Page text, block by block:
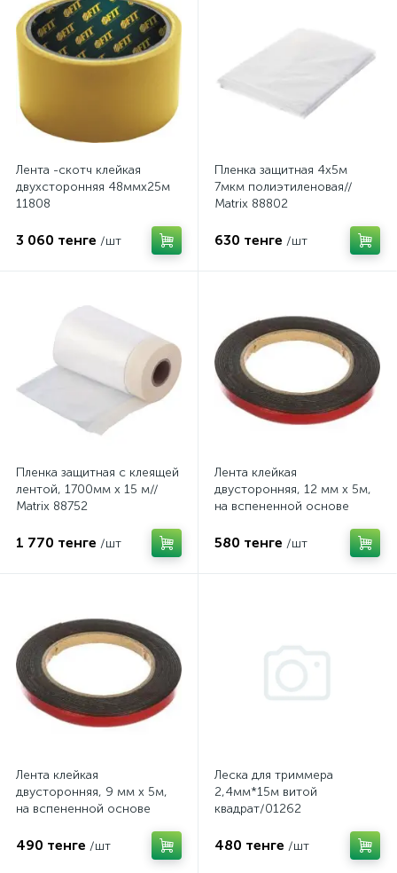
Лента -скотч клейкая
двухсторонняя 48ммх25м
11808
3 060 тенге /шт
Пленка защитная 4х5м
7мкм полиэтиленовая//
Matrix 88802
630 тенге /шт
Пленка защитная с клеящей
лентой, 1700мм х 15 м//
Matrix 88752
1 770 тенге /шт
Лента клейкая
двусторонняя, 12 мм х 5м,
на вспененной основе
89083
580 тенге /шт
Лента клейкая
двусторонняя, 9 мм х 5м,
на вспененной основе
89082
490 тенге /шт
Леска для триммера
2,4мм*15м витой
квадрат/01262
480 тенге /шт